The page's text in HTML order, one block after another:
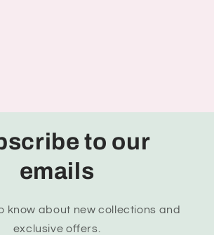
to our
emails
know about new collections and
exclusive offers.